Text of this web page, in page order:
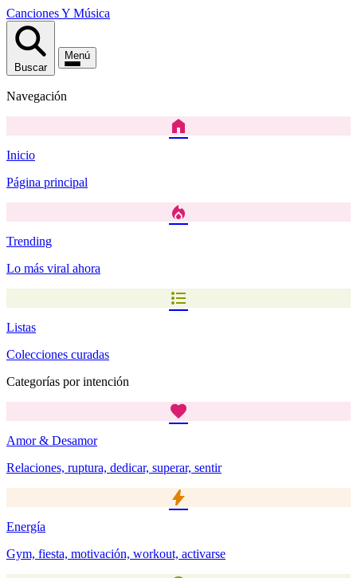
CancionesY Música
Buscar
Menú
Navegación
home
Inicio
Página principal
local_fire_department
Trending
Lo más viral ahora
format_list_bulleted
Listas
Colecciones curadas
Categorías por intención
favorite
Amor & Desamor
Relaciones, ruptura, dedicar, superar, sentir
bolt
Energía
Gym, fiesta, motivación, workout, activarse